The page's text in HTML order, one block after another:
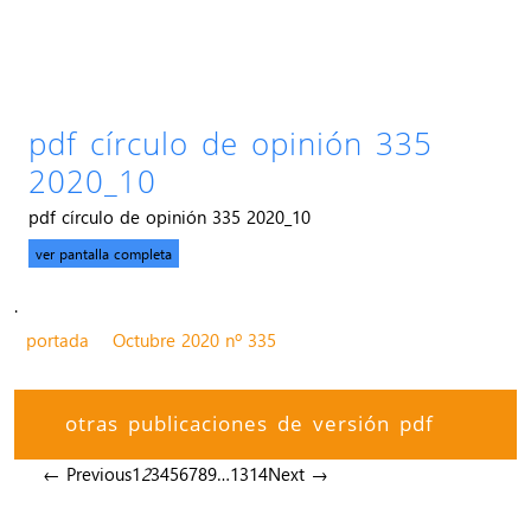
pdf círculo de opinión 335
2020_10
pdf círculo de opinión 335 2020_10
ver pantalla completa
.
portada
Octubre 2020 nº 335
otras publicaciones de versión pdf
← Previous123456789…1314Next →